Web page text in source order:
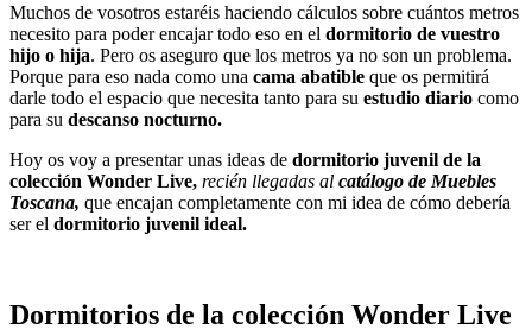
Muchos de vosotros estaréis haciendo cálculos sobre cuántos metros
necesito para poder encajar todo eso en el dormitorio de vuestro
hijo o hija. Pero os aseguro que los metros ya no son un problema.
Porque para eso nada como una cama abatible que os permitirá
darle todo el espacio que necesita tanto para su estudio diario como
para su descanso nocturno.
Hoy os voy a presentar unas ideas de dormitorio juvenil de la
colección Wonder Live, recién llegadas al catálogo de Muebles
Toscana, que encajan completamente con mi idea de cómo debería
ser el dormitorio juvenil ideal.
Dormitorios de la colección Wonder Live